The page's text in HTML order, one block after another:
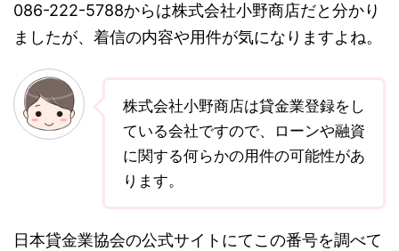
086-222-5788からは株式会社小野商店だと分かり
ましたが、着信の内容や用件が気になりますよね。
株式会社小野商店は貸金業登録をし
ている会社ですので、ローンや融資
に関する何らかの用件の可能性があ
ります。
日本貸金業協会の公式サイトにてこの番号を調べて